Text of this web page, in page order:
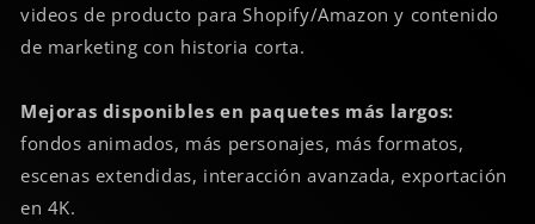
videos de producto para Shopify/Amazon y contenido
de marketing con historia corta.
Mejoras disponibles en paquetes más largos:
fondos animados, más personajes, más formatos,
escenas extendidas, interacción avanzada, exportación
en 4K.